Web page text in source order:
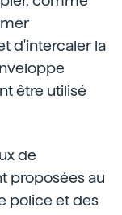
d'intercaler la
être utilisé
de
proposées au
police et des